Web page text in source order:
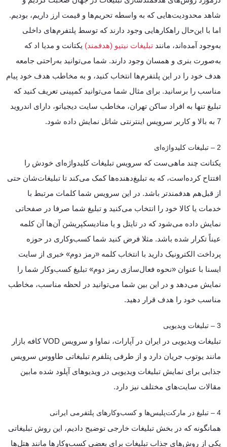
شاهد محدودیت‌هایی که به واسطه تحریم‌ها و قیمت ارز داریم، بودیم.
اما با این‌حال راهکارهایی وجود دارند که توسط پلتفرم‌های داخلی
به‌وجود آمده‌اند، مانند تبلیغات نیتیو (هدفمند) یکتانت و مدیا اد که
به‌صورت بنری و همسان وجود دارند. شما می‌توانید به‌راحتی جامعه
هدف خود را در این پلتفرم‌ها انتخاب کنید، و به مخاطب هدف خود پیام
مناسب را برسانید. برای مثال شما می‌توانید کمپینی تعریف کنید که
تبلیغ تنها به افراد ساکن تهران، مخاطب سایت دیجیاتو، دارای اندروید
7 به بالا و کاربر سرویس اینترنتی شاتل نمایش داده شود.
2 – تبلیغات کلیدواژه‌ای
یکتانت چند ماهی‌ست که سرویس تبلیغات کلیدواژه‌ای خودش را
افتتاح کرده‌است، که به تبلیغ‌دهنده‌ها کمک می‌کند تا تبلیغات‌شان حتی
از قبل‌هم هدفمند‌تر باشد. در این سرویس شما کلمات مرتبط با
خدمات یا کالا خود را انتخاب می‌کنید و تبلیغ شما صرفا در صفحاتی
نمایش داده می‌شود که در تایتل و یا متادیسکپریشن آن‌ها آن کلمه
عیناً تکرار شده باشد. مثلا فرض کنید شما کسب‌و‌کاری در حوزه
پرداخت الکترونیک دارید با انتخاب کلمه «رمز دوم» خبری از سایت
ایسنا با عنوان «نحوه فعال‌سازی رمز دوم» تبلیغ کسب‌و‌کار شما را
نمایش می‌دهد و در این بین شما می‌توانید در لحظه مناسب، مخاطب
مناسب خود را هدف قرار دهید.
3 – تبلیغات ویدیویی
تبلیغات ویدیویی در ایران در آپارات، نماوا و سرویس VOD کافه بازار
مانند یوتوب جریان دارد و از طرفی پتلفرم تبلیغاتی طاووس سرویس
جذابی برای نمایش تبلیغات ویدیویی در ویدیوهای آپلود شده مابین
مقالات سایت‌های مختلف نیز دارد.
4 – تبلیغ در مارکت‌پلیس‌ها و کسب‌و‌کارهای پلتفرمی ایرانی
همانگونه که در بخش تبلیغات خارجی توضیح دادیم، این روش تبلیغاتی
یکی از روش‌های جذاب تبلیغات برای بعضی کسب‌وکارها مانند هتل‌ها